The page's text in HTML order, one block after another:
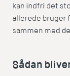
kan indfri det
allerede bruger
sammen med
Sådan